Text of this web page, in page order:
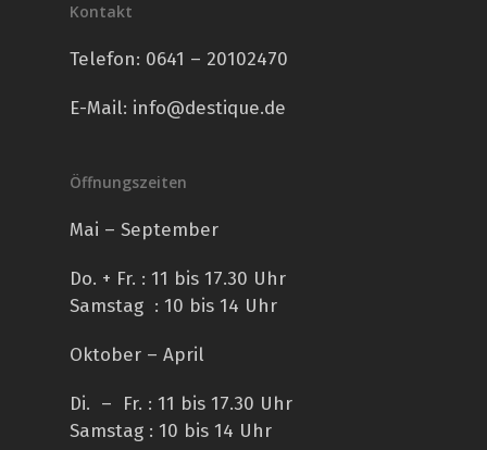
Kontakt
Telefon: 0641 – 20102470
E-Mail: info@destique.de
Öffnungszeiten
Mai – September
Do. + Fr. : 11 bis 17.30 Uhr
Samstag : 10 bis 14 Uhr
Oktober – April
Di. – Fr. : 11 bis 17.30 Uhr
Samstag : 10 bis 14 Uhr